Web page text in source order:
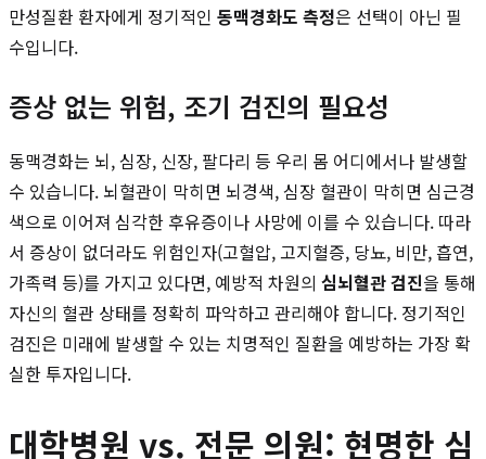
만성질환 환자에게 정기적인 동맥경화도 측정은 선택이 아닌 필
수입니다.
증상 없는 위험, 조기 검진의 필요성
동맥경화는 뇌, 심장, 신장, 팔다리 등 우리 몸 어디에서나 발생할
수 있습니다. 뇌혈관이 막히면 뇌경색, 심장 혈관이 막히면 심근경
색으로 이어져 심각한 후유증이나 사망에 이를 수 있습니다. 따라
서 증상이 없더라도 위험인자(고혈압, 고지혈증, 당뇨, 비만, 흡연,
가족력 등)를 가지고 있다면, 예방적 차원의 심뇌혈관 검진을 통해
자신의 혈관 상태를 정확히 파악하고 관리해야 합니다. 정기적인
검진은 미래에 발생할 수 있는 치명적인 질환을 예방하는 가장 확
실한 투자입니다.
대학병원 vs. 전문 의원: 현명한 심